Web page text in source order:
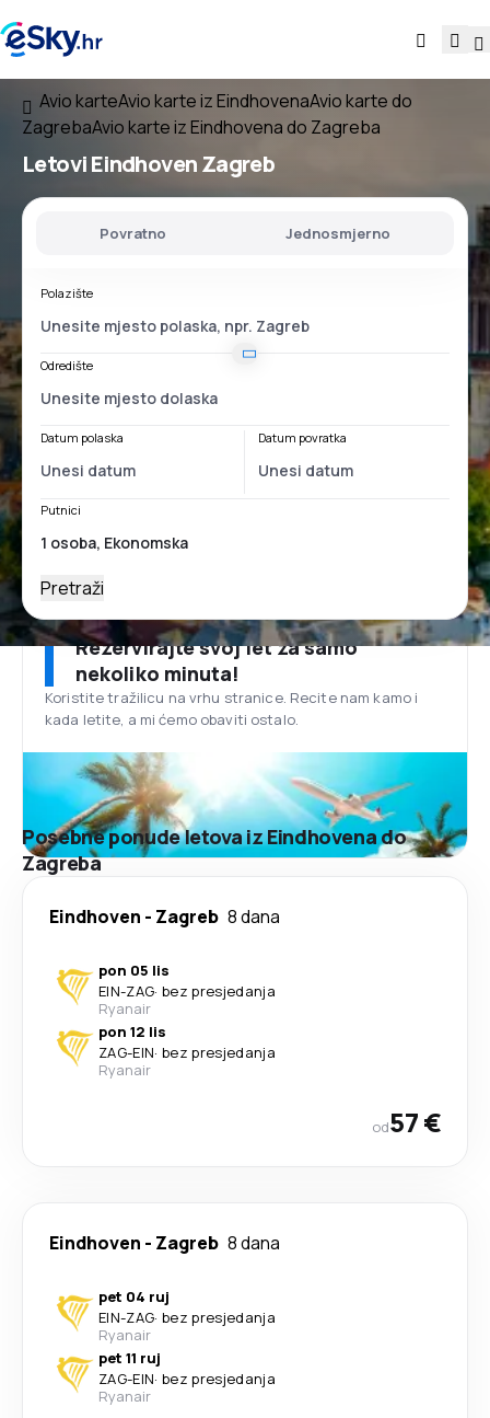
Avio karteAvio karte iz EindhovenaAvio karte do
ZagrebaAvio karte iz Eindhovena do Zagreba
LetoviEindhoven Zagreb
Povratno Jednosmjerno
Polazište
Odredište
Datum polaska Datum povratka
Putnici
Pretraži
Rezervirajte svoj let za samo
nekoliko minuta!
Koristite tražilicu na vrhu stranice. Recite nam kamo i
kada letite, a mi ćemo obaviti ostalo.
Posebne ponude letova iz Eindhovena do
Zagreba
Eindhoven - Zagreb 8 dana
pon 05 lis
EIN-ZAG· bez presjedanja
Ryanair
pon 12 lis
ZAG-EIN· bez presjedanja
Ryanair
od57 €
Eindhoven - Zagreb 8 dana
pet 04 ruj
EIN-ZAG· bez presjedanja
Ryanair
pet 11 ruj
ZAG-EIN· bez presjedanja
Ryanair